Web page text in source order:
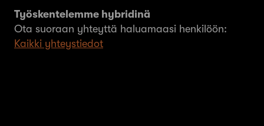
Työskentelemme hybridinä
Ota suoraan yhteyttä haluamaasi henkilöön:
Kaikki yhteystiedot